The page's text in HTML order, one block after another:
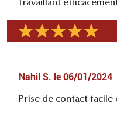
travaillant
Nahil S. le 06/01/2024
Prise de contact facile